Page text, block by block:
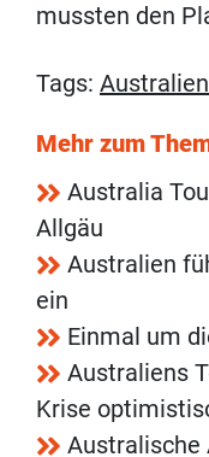
mussten den
Tags: Australien
Mehr zum
Australia
Allgäu
Australien
ein
Einmal um
Australiens
Krise
Australische